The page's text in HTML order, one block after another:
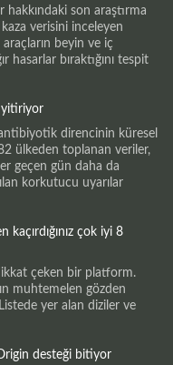
hakkındaki son araştırma
verisini inceleyen
beyin ve iç
bıraktığını tespit
yitiriyor
direncinin küresel
ülkeden toplanan veriler,
geçen gün daha da
korkutucu uyarılar
çok iyi 8
çeken bir platform.
muhtemelen gözden
Listede yer alan diziler ve
desteği bitiyor